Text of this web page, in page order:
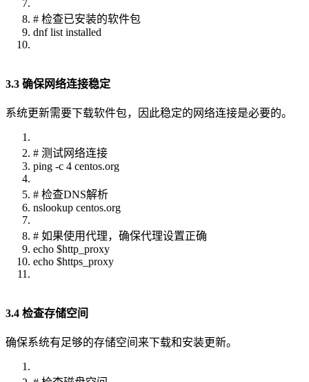
# 检查已安装的软件包
dnf list installed
3.3 确保网络连接稳定
系统更新需要下载软件包，因此稳定的网络连接是必要的。
# 测试网络连接
ping -c 4 centos.org
# 检查DNS解析
nslookup centos.org
# 如果使用代理，确保代理设置正确
echo $http_proxy
echo $https_proxy
3.4 检查存储空间
确保系统有足够的存储空间来下载和安装更新。